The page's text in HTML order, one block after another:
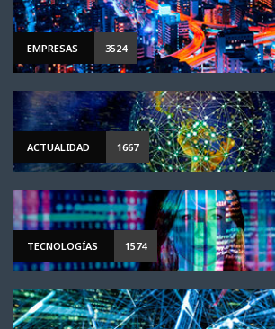
EMPRESAS 3524
ACTUALIDAD 1667
TECNOLOGÍAS 1574